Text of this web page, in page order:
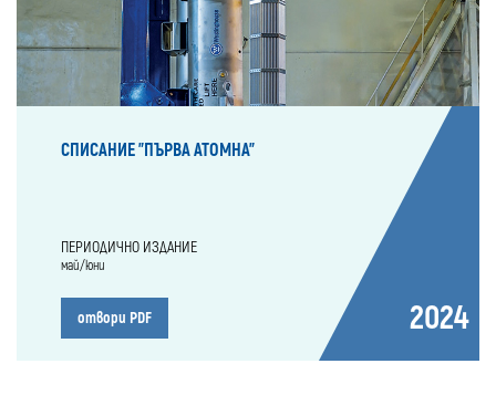
СПИСАНИЕ "ПЪРВА АТОМНА"
ПЕРИОДИЧНО ИЗДАНИЕ
май/юни
отвори PDF 2024